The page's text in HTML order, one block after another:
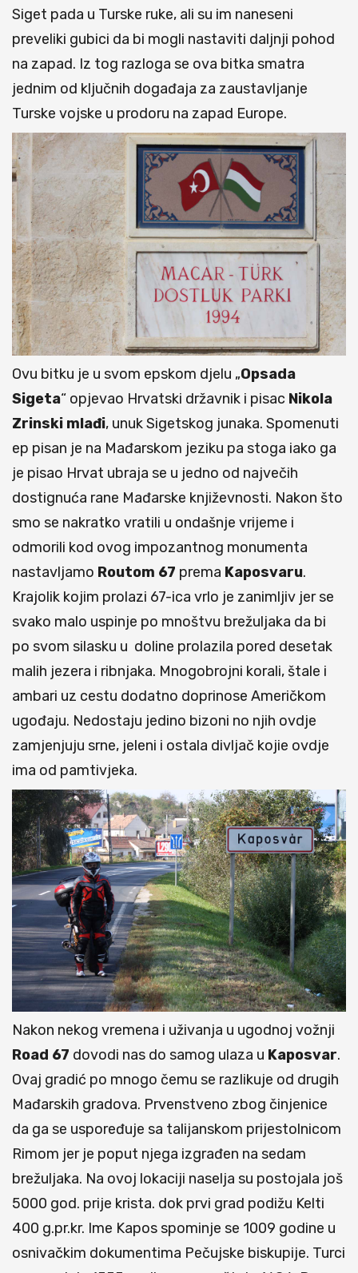
Siget pada u Turske ruke, ali su im naneseni
preveliki gubici da bi mogli nastaviti daljnji pohod
na zapad. Iz tog razloga se ova bitka smatra
jednim od ključnih događaja za zaustavljanje
Turske vojske u prodoru na zapad Europe.
Ovu bitku je u svom epskom djelu „Opsada
Sigeta“ opjevao Hrvatski državnik i pisac Nikola
Zrinski mlađi, unuk Sigetskog junaka. Spomenuti
ep pisan je na Mađarskom jeziku pa stoga iako ga
je pisao Hrvat ubraja se u jedno od največih
dostignuća rane Mađarske književnosti. Nakon što
smo se nakratko vratili u ondašnje vrijeme i
odmorili kod ovog impozantnog monumenta
nastavljamo Routom 67 prema Kaposvaru.
Krajolik kojim prolazi 67-ica vrlo je zanimljiv jer se
svako malo uspinje po mnoštvu brežuljaka da bi
po svom silasku u doline prolazila pored desetak
malih jezera i ribnjaka. Mnogobrojni korali, štale i
ambari uz cestu dodatno doprinose Američkom
ugođaju. Nedostaju jedino bizoni no njih ovdje
zamjenjuju srne, jeleni i ostala divljač kojie ovdje
ima od pamtivjeka.
Nakon nekog vremena i uživanja u ugodnoj vožnji
Road 67 dovodi nas do samog ulaza u Kaposvar.
Ovaj gradić po mnogo čemu se razlikuje od drugih
Mađarskih gradova. Prvenstveno zbog činjenice
da ga se uspoređuje sa talijanskom prijestolnicom
Rimom jer je poput njega izgrađen na sedam
brežuljaka. Na ovoj lokaciji naselja su postojala još
5000 god. prije krista. dok prvi grad podižu Kelti
400 g.pr.kr. Ime Kapos spominje se 1009 godine u
osnivačkim dokumentima Pečujske biskupije. Turci